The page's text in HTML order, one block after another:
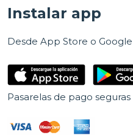
Instalar app
Desde App Store o
Pasarelas de pago seguras